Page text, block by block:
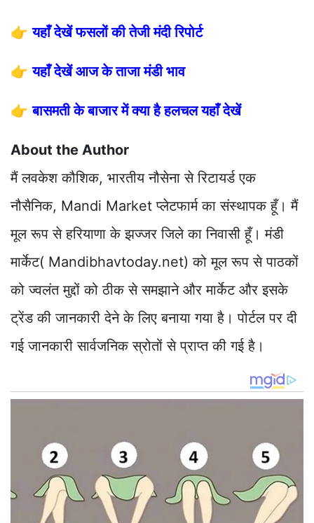
👉यहाँ देखें फसलों की तेजी मंदी रिपोर्ट
👉यहाँ देखें आज के ताजा मंडी भाव
👉बासमती के बाजार में क्या है हलचल यहाँ देखें
About the Author
मैं लवकेश कौशिक, भारतीय नौसेना से रिटायर्ड एक
नौसैनिक, Mandi Market प्लेटफार्म का संस्थापक हूँ। मैं
मूल रूप से हरियाणा के झज्जर जिले का निवासी हूँ। मंडी
मार्केट( Mandibhavtoday.net) को मूल रूप से पाठकों
को ज्वलंत मुद्दों को ठीक से समझाने और मार्केट और इसके
ट्रेंड की जानकारी देने के लिए बनाया गया है। पोर्टल पर दी
गई जानकारी सार्वजनिक स्रोतों से प्राप्त की गई है।